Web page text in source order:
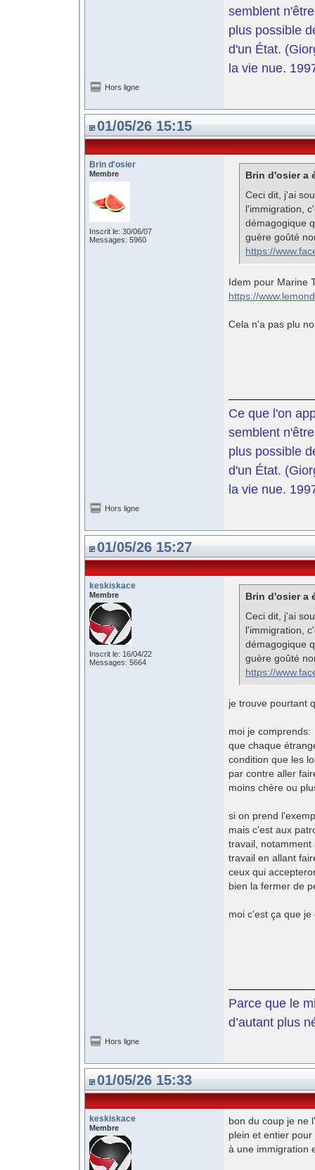
semblent
plus possible
d'un État.
la vie nue.
Hors ligne
01/05/26 15:15
Brin d'osier
Membre
Inscrit le: 30/06/07
Messages: 5960
Brin d'osier a
Ceci dit, j'ai
l'immigration,
démagogique
guère goûté
https://
Idem pour Marine
https://
Cela n'a pas plu
Ce que l'on
semblent
plus possible
d'un État.
la vie nue.
Hors ligne
01/05/26 15:27
keskiskace
Membre
Inscrit le: 16/04/22
Messages: 5664
Brin d'osier a
Ceci dit, j'ai
l'immigration,
démagogique
guère goûté
https://
je trouve pourtant
moi je comprends:
que chaque
condition que les
par contre aller
moins chère ou
si on prend
mais c'est aux
travail,
travail en allant
ceux qui
bien la fermer de
moi c'est ça que je
Parce que le
d’autant plus
Hors ligne
01/05/26 15:33
keskiskace
Membre
bon du coup je ne
plein et entier
à une immigration